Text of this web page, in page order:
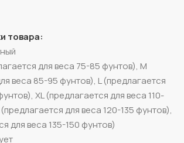
товара:
для веса 75-85 фунтов), M
веса 85-95 фунтов), L (предлагается
XL (предлагается для веса 110-
для веса 120-135 фунтов),
для веса 135-150 фунтов)